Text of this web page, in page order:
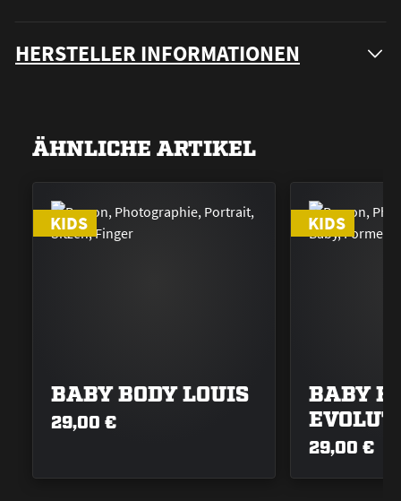
HERSTELLER INFORMATIONEN
ÄHNLICHE ARTIKEL
KIDS
BABY BODY LOUIS
29,00 €
KIDS
BABY
29,00 €